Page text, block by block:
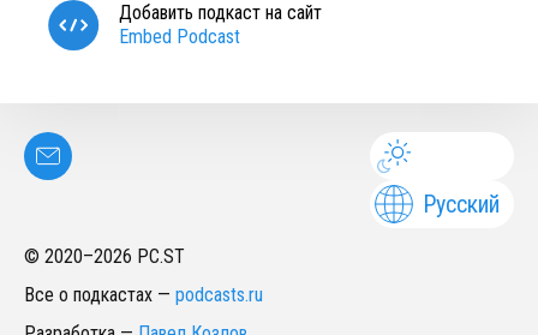
Добавить подкаст на сайт
Embed Podcast
Русский
© 2020–2026 PC.ST
Все о подкастах — podcasts.ru